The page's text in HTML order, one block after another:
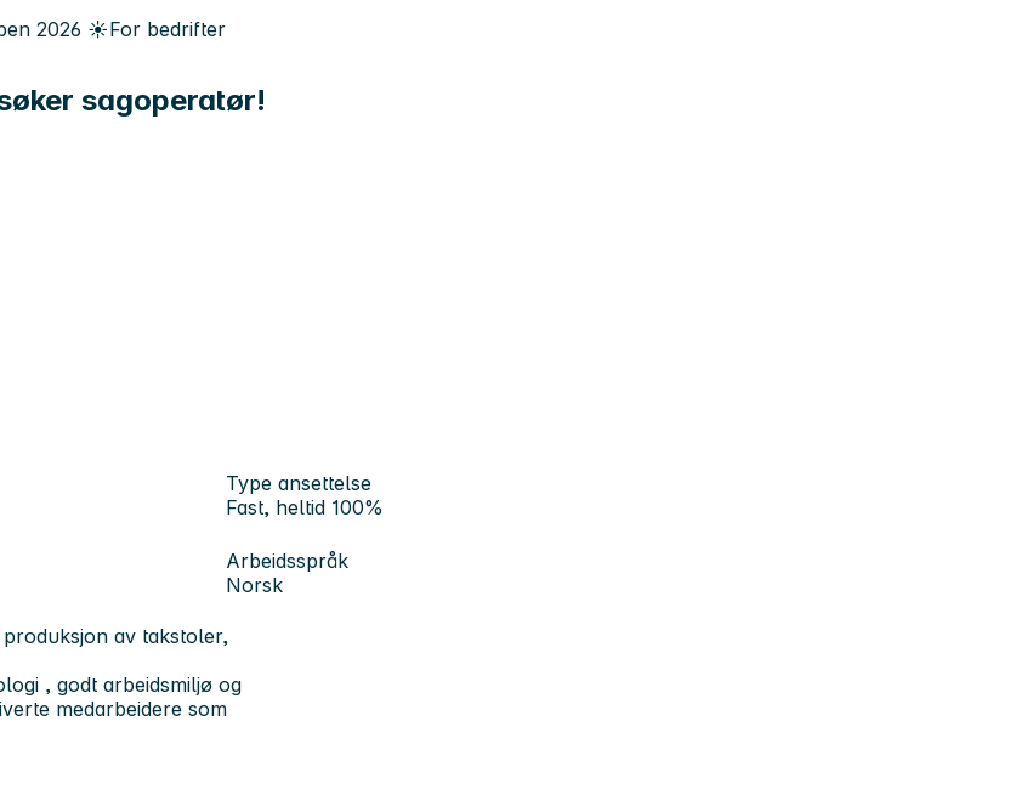
2026 ☀️For bedrifter
sagoperatør!
Type ansettelse
Fast, heltid 100%
Arbeidsspråk
Norsk
av takstoler,
, godt arbeidsmiljø og
medarbeidere som